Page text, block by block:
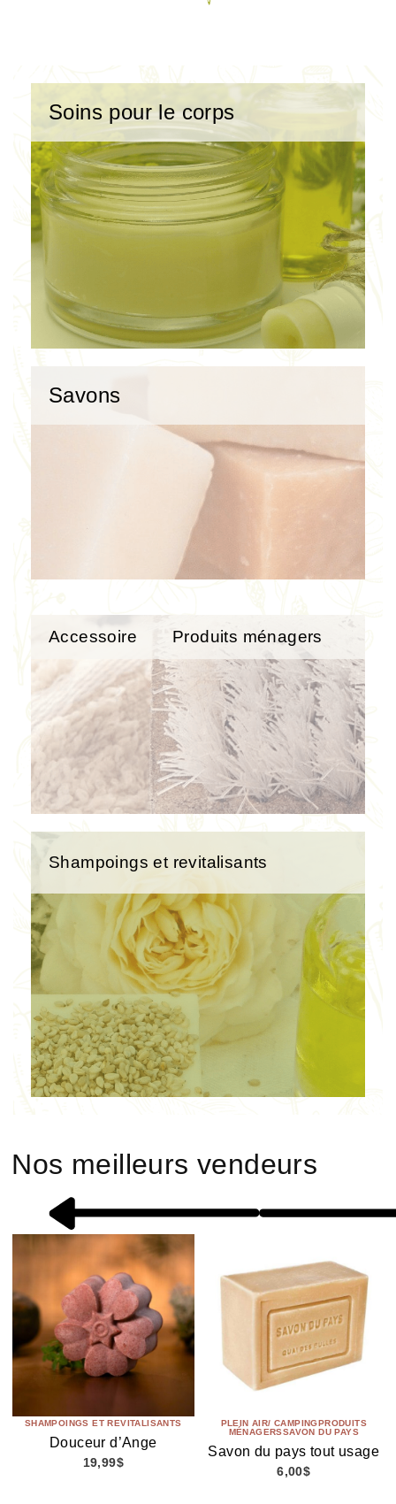
Soins pour le corps
Savons
Accessoire Produits ménagers
Shampoings et revitalisants
Nos meilleurs vendeurs
SHAMPOINGS ET REVITALISANTS
Douceur d’Ange
19,99$
PLEIN AIR/ CAMPINGPRODUITS
MÉNAGERSSAVON DU PAYS
Savon du pays tout usage
6,00$